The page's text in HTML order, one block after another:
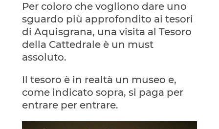
Per coloro che vogliono dare uno
sguardo più approfondito ai tesori
di Aquisgrana, una visita al Tesoro
della Cattedrale è un must
assoluto.
Il tesoro è in realtà un museo e,
come indicato sopra, si paga per
entrare per entrare.